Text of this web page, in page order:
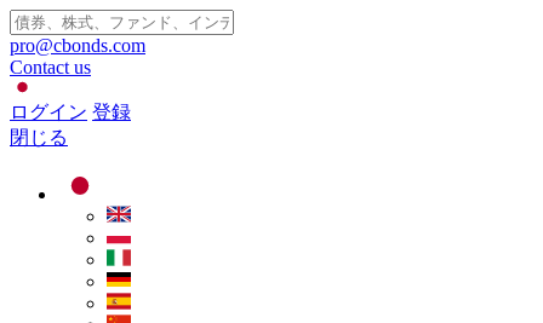
pro@cbonds.com
Contact us
ログイン 登録
閉じる